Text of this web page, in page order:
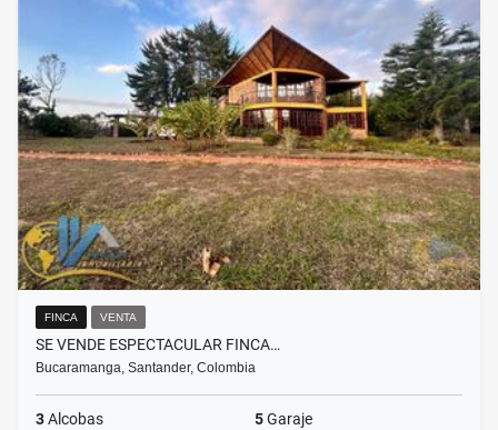
FINCA VENTA
SE VENDE ESPECTACULAR FINCA…
Bucaramanga, Santander, Colombia
3Alcobas 5Garaje